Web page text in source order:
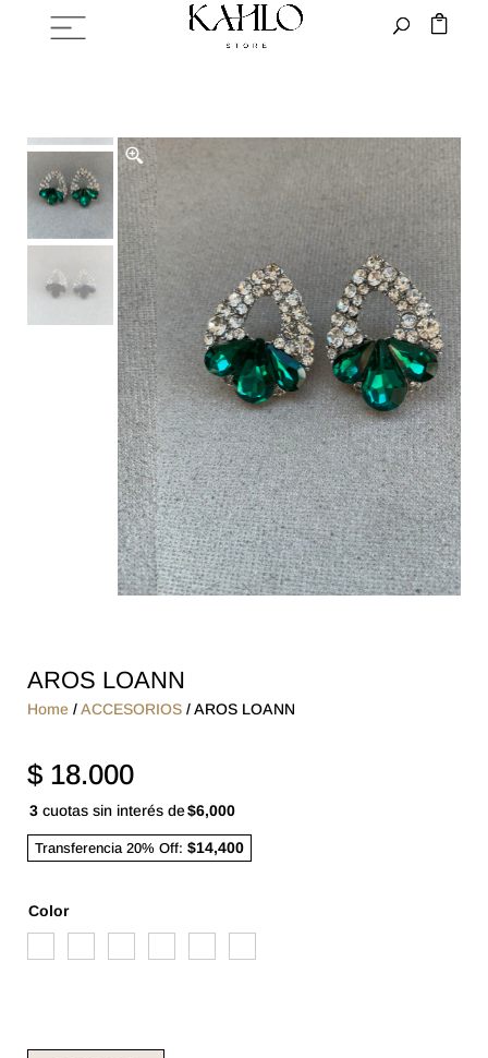
AROS LOANN
Home /ACCESORIOS/ AROS LOANN
$18.000
3cuotas sin interés de$6,000
Transferencia 20% Off: $14,400
Color